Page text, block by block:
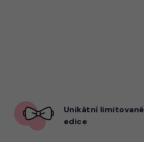
Unikátní limitované
edice